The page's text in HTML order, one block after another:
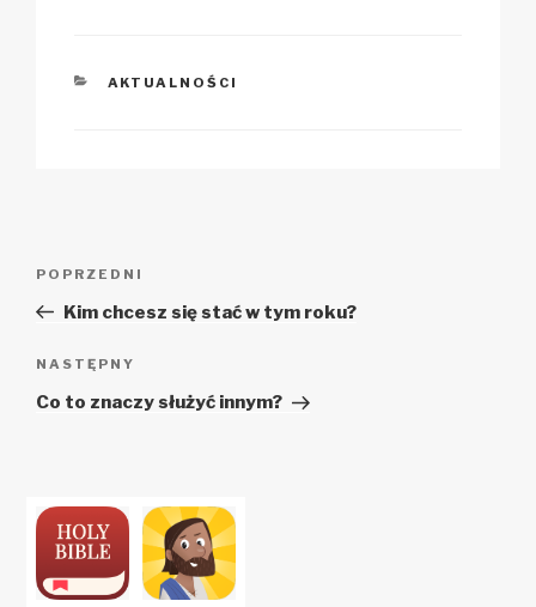
KATEGORIE
AKTUALNOŚCI
Poprzedni
wpis
POPRZEDNI
Kim chcesz się stać w tym roku?
Następny
wpis
NASTĘPNY
Co to znaczy służyć innym?